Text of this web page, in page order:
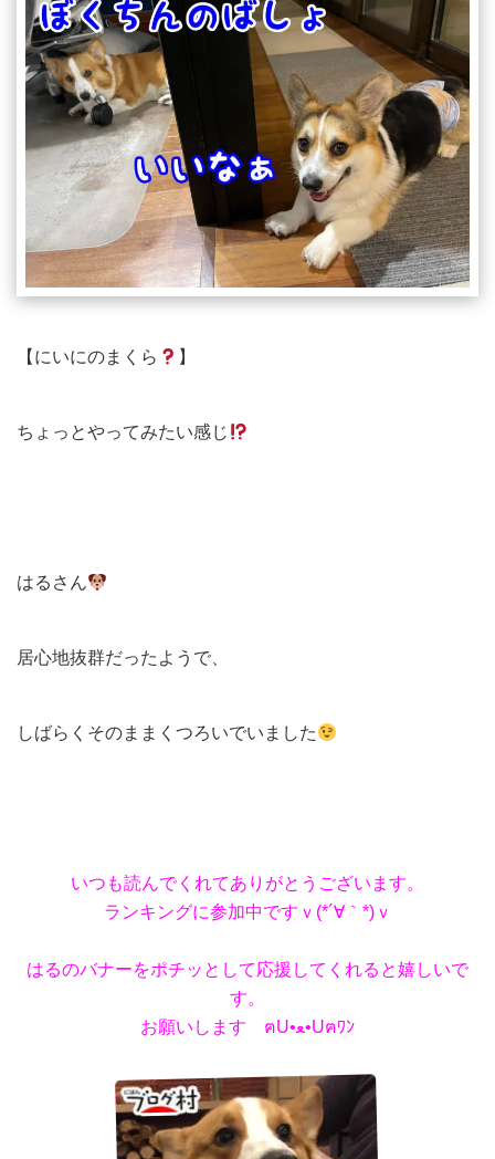
【にいにのまくら 】
ちょっとやってみたい感じ
はるさん
居心地抜群だったようで、
しばらくそのままくつろいでいました
いつも読んでくれてありがとうございます。
ランキングに参加中ですｖ(*´∀｀*)ｖ
はるのバナーをポチッとして応援してくれると嬉しいで
す。
お願いします ฅU•ﻌ•Uฅﾜﾝ